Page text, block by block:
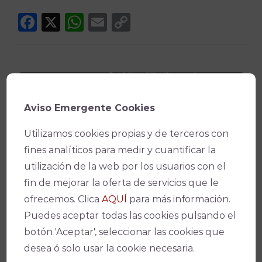
Facebook
X WhatsApp
Email
¡No te pierdas nada!
Suscríbete a nuestro boletín para
estar al día de la actualidad y de los
últimos espectáculos.
Aviso Emergente Cookies
Utilizamos cookies propias y de terceros con
fines analíticos para medir y cuantificar la
utilización de la web por los usuarios con el
fin de mejorar la oferta de servicios que le
ofrecemos. ClicaAQUÍ para más información.
Puedes aceptar todas las cookies pulsando el
botón 'Aceptar', seleccionar las cookies que
desea ó solo usar la cookie necesaria.